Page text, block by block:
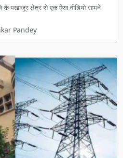
पखांजूर क्षेत्र से एक ऐसा वीडियो सामने
Pandey